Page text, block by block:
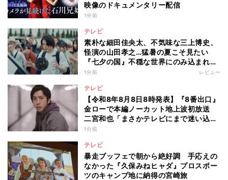
映像のドキュメンタリー配信
1分前
テレビ
素朴な細田佳央太、不気味な三上博史、
怪演の山田孝之…猛暑の夏こそ見たい
『七夕の国』不穏な世界にのみ込まれる
超常ミステリー
1分前 レビュー
テレビ
【令和8年8月8日8時発表】『8番出口』
金ローで本編ノーカット地上波初放送
二宮和也「まさかテレビにまで迷い込ん
でしまうとは」
1分前
テレビ
暴走ブッフェで朝から絶好調 手応えの
なかった『久保みねヒャダ』プロスポー
ツのキャンプ地に納得の宮崎旅